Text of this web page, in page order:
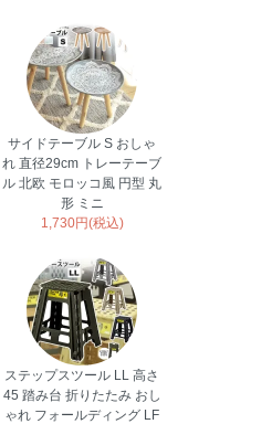
サイドテーブル S おしゃ
れ 直径29cm トレーテーブ
ル 北欧 モロッコ風 円型 丸
形 ミニ
1,730円(税込)
ステップスツール LL 高さ
45 踏み台 折りたたみ おし
ゃれ フォールディング LF